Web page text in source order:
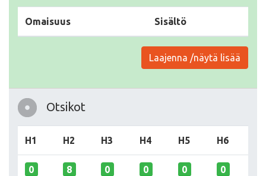
Omaisuus Sisältö
Laajenna /näytä lisää
Otsikot
H1 H2 H3 H4 H5 H6
0 8 0 0 0 0